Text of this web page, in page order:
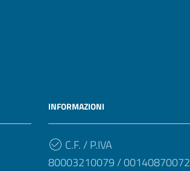
INFORMAZIONI
C.F. / P.IVA
80003210079 / 00140870072